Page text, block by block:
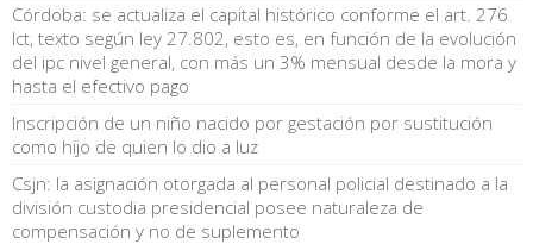
Córdoba: se actualiza el capital histórico conforme el art. 276
lct, texto según ley 27.802, esto es, en función de la evolución
del ipc nivel general, con más un 3% mensual desde la mora y
hasta el efectivo pago
Inscripción de un niño nacido por gestación por sustitución
como hijo de quien lo dio a luz
Csjn: la asignación otorgada al personal policial destinado a la
división custodia presidencial posee naturaleza de
compensación y no de suplemento